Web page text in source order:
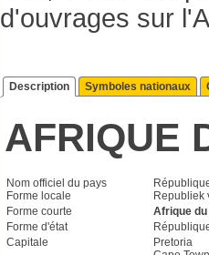
d'ouvrages sur
Description Symboles nationaux
AFRIQUE
Nom officiel du pays
Forme locale
Republiek
Forme courte
Afrique du
Forme d'état
Capitale
Pretoria